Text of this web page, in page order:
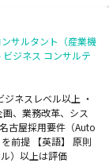
サルタント（産業機
ジネス コンサルテ
ネスレベル以上 ・
、業務改革、シス
古屋採用要件（Auto
前提 【英語】 原則
）以上は評価